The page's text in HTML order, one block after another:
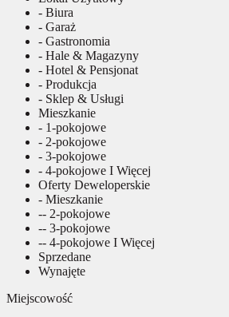
- Biura
- Garaż
- Gastronomia
- Hale & Magazyny
- Hotel & Pensjonat
- Produkcja
- Sklep & Usługi
Mieszkanie
- 1-pokojowe
- 2-pokojowe
- 3-pokojowe
- 4-pokojowe I Więcej
Oferty Deweloperskie
- Mieszkanie
-- 2-pokojowe
-- 3-pokojowe
-- 4-pokojowe I Więcej
Sprzedane
Wynajęte
Miejscowość